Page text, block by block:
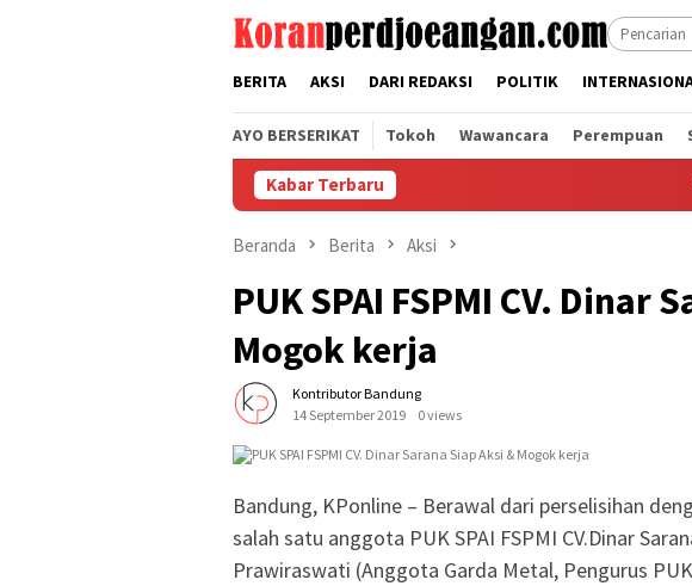
BERITA AKSI DARI REDAKSI POLITIK
AYO BERSERIKAT Tokoh Wawancara Perempuan
Kabar Terbaru
Beranda Berita Aksi
PUK SPAI FSPMI CV. Dinar
Mogok kerja
Kontributor Bandung
14 September 2019
0 views
Bandung, KPonline – Berawal dari perselisihan
salah satu anggota PUK SPAI FSPMI CV.Dinar
Prawiraswati (Anggota Garda Metal, Pengurus